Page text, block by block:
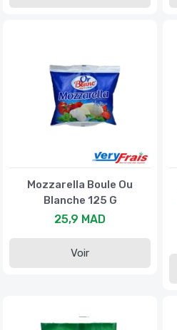
Mozzarella Boule Ou
Blanche 125 G
25,9 MAD
Voir